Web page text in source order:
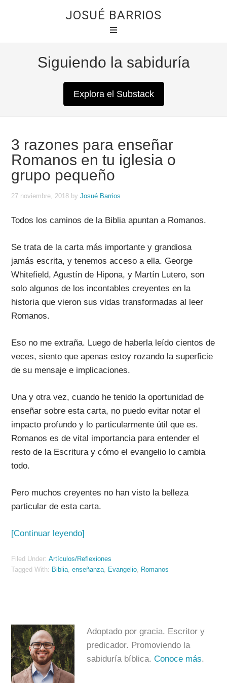
JOSUÉ BARRIOS
Siguiendo la sabiduría
Explora el Substack
3 razones para enseñar
Romanos en tu iglesia o
grupo pequeño
27 noviembre, 2018 byJosué Barrios
Todos los caminos de la Biblia apuntan a Romanos.
Se trata de la carta más importante y grandiosa
jamás escrita, y tenemos acceso a ella. George
Whitefield, Agustín de Hipona, y Martín Lutero, son
solo algunos de los incontables creyentes en la
historia que vieron sus vidas transformadas al leer
Romanos.
Eso no me extraña. Luego de haberla leído cientos de
veces, siento que apenas estoy rozando la superficie
de su mensaje e implicaciones.
Una y otra vez, cuando he tenido la oportunidad de
enseñar sobre esta carta, no puedo evitar notar el
impacto profundo y lo particularmente útil que es.
Romanos es de vital importancia para entender el
resto de la Escritura y cómo el evangelio lo cambia
todo.
Pero muchos creyentes no han visto la belleza
particular de esta carta.
[Continuar leyendo]
Filed Under:Artículos/Reflexiones
Tagged With: Biblia,enseñanza, Evangelio, Romanos
Adoptado por gracia. Escritor y
predicador. Promoviendo la
sabiduría bíblica.Conoce más.